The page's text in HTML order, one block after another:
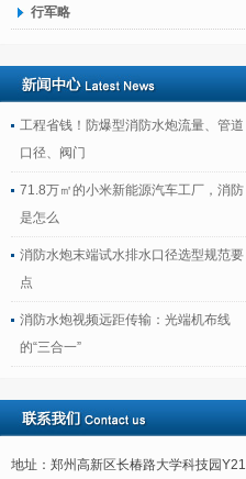
行军略
工程省钱！防爆型消防水炮流量、管道
口径、阀门
71.8万㎡的小米新能源汽车工厂，消防
是怎么
消防水炮末端试水排水口径选型规范要
点
消防水炮视频远距传输：光端机布线
的“三合一”
地址：郑州高新区长椿路大学科技园Y21